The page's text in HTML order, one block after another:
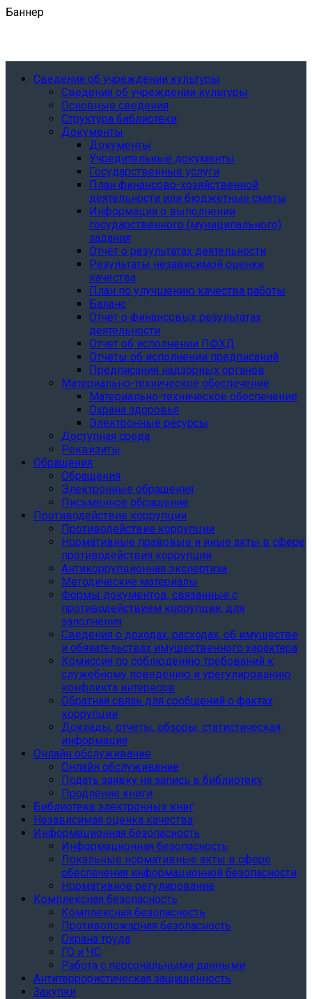
Баннер
Сведения об учреждении культуры
Сведения об учреждении культуры
Основные сведения
Структура библиотеки
Документы
Документы
Учредительные документы
Государственные услуги
План финансово-хозяйственной
деятельности или бюджетные сметы
Информация о выполнении
государственного (муниципального)
задания
Отчёт о результатах деятельности
Результаты независимой оценки
качества
План по улучшению качества работы
Баланс
Отчет о финансовых результатах
деятельности
Отчет об исполнении ПФХД
Отчеты об исполнении предписаний
Предписания надзорных органов
Материально-техническое обеспечение
Материально-техническое обеспечение
Охрана здоровья
Электронные ресурсы
Доступная среда
Реквизиты
Обращения
Обращения
Электронные обращения
Письменное обращение
Противодействие коррупции
Противодействие коррупции
Нормативные правовые и иные акты в сфере
противодействия коррупции
Антикоррупционная экспертиза
Методические материалы
Формы документов, связанные с
противодействием коррупции, для
заполнения
Сведения о доходах, расходах, об имуществе
и обязательствах имущественного характера
Комиссия по соблюдению требований к
служебному поведению и урегулированию
конфликта интересов
Обратная связь для сообщений о фактах
коррупции
Доклады, отчеты, обзоры, статистическая
информация
Онлайн обслуживание
Онлайн обслуживание
Подать заявку на запись в библиотеку
Продление книги
Библиотека электронных книг
Независимая оценка качества
Информационная безопасность
Информационная безопасность
Локальные нормативные акты в сфере
обеспечения информационной безопасности
Нормативное регулирование
Комплексная безопасность
Комплексная безопасность
Противопожарная безопасность
Охрана труда
ГО и ЧС
Работа с персональными данными
Антитеррористическая защищенность
Закупки